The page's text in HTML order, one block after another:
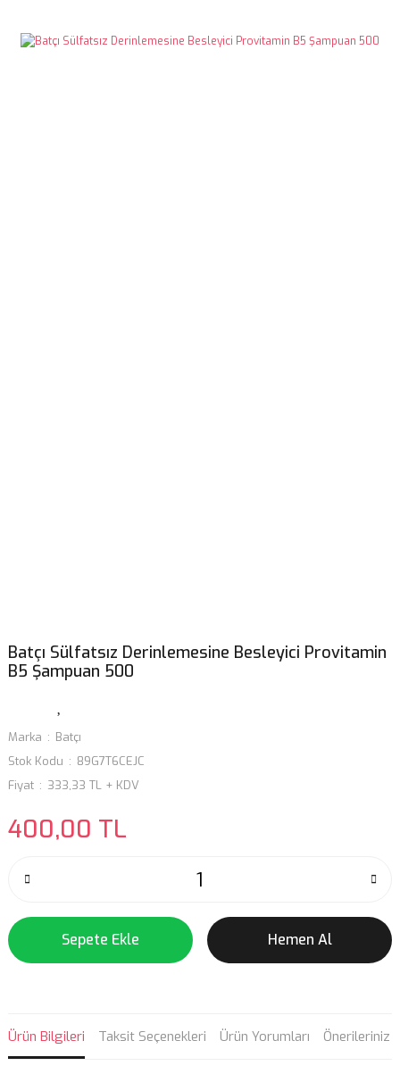
Batçı Sülfatsız Derinlemesine Besleyici Provitamin
B5 Şampuan 500
Marka
Batçı
Stok Kodu
89G7T6CEJC
Fiyat
333,33 TL + KDV
400,00 TL
Sepete Ekle Hemen Al
Ürün Bilgileri Taksit Seçenekleri Ürün Yorumları Önerileriniz